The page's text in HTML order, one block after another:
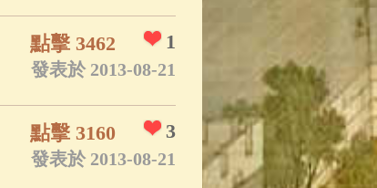
1
點擊 3462
發表於 2013-08-21
3
點擊 3160
發表於 2013-08-21